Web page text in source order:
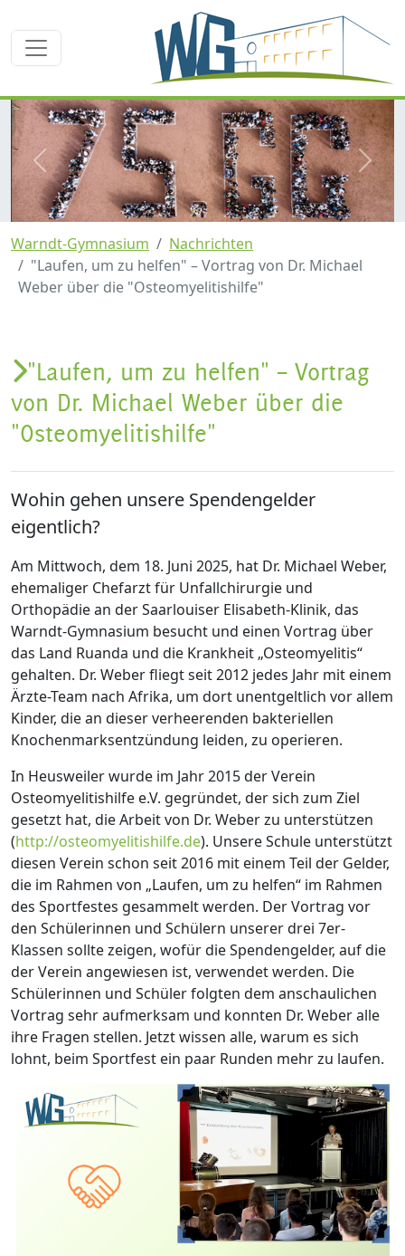
zurück
Warndt-Gymnasium
Nachrichten
"Laufen, um zu helfen" – Vortrag von Dr. Michael
Weber über die "Osteomyelitishilfe"
"Laufen, um zu helfen" – Vortrag
von Dr. Michael Weber über die
"Osteomyelitishilfe"
Wohin gehen unsere Spendengelder
eigentlich?
Am Mittwoch, dem 18. Juni 2025, hat Dr. Michael Weber,
ehemaliger Chefarzt für Unfallchirurgie und
Orthopädie an der Saarlouiser Elisabeth-Klinik, das
Warndt-Gymnasium besucht und einen Vortrag über
das Land Ruanda und die Krankheit „Osteomyelitis“
gehalten. Dr. Weber fliegt seit 2012 jedes Jahr mit einem
Ärzte-Team nach Afrika, um dort unentgeltlich vor allem
Kinder, die an dieser verheerenden bakteriellen
Knochenmarksentzündung leiden, zu operieren.
In Heusweiler wurde im Jahr 2015 der Verein
Osteomyelitishilfe e.V. gegründet, der sich zum Ziel
gesetzt hat, die Arbeit von Dr. Weber zu unterstützen
(http://osteomyelitishilfe.de). Unsere Schule unterstützt
diesen Verein schon seit 2016 mit einem Teil der Gelder,
die im Rahmen von „Laufen, um zu helfen“ im Rahmen
des Sportfestes gesammelt werden. Der Vortrag vor
den Schülerinnen und Schülern unserer drei 7er-
Klassen sollte zeigen, wofür die Spendengelder, auf die
der Verein angewiesen ist, verwendet werden. Die
Schülerinnen und Schüler folgten dem anschaulichen
Vortrag sehr aufmerksam und konnten Dr. Weber alle
ihre Fragen stellen. Jetzt wissen alle, warum es sich
lohnt, beim Sportfest ein paar Runden mehr zu laufen.